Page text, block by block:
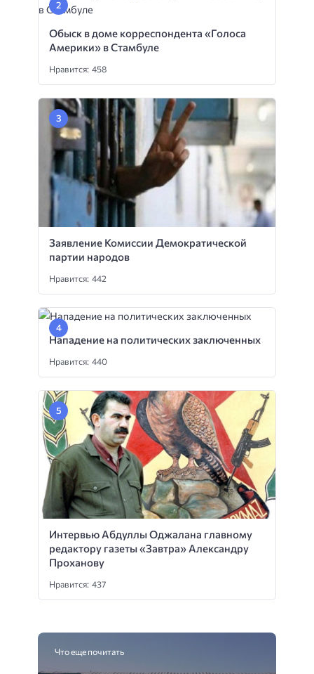
Обыск в доме корреспондента «Голоса
Америки» в Стамбуле
Нравится: 458
Заявление Комиссии Демократической
партии народов
Нравится: 442
Нападение на политических заключенных
Нравится: 440
Интервью Абдуллы Оджалана главному
редактору газеты «Завтра» Александру
Проханову
Нравится: 437
Что еще почитать